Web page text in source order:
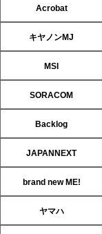
Acrobat
キヤノンMJ
MSI
SORACOM
Backlog
JAPANNEXT
brand new ME!
ヤマハ